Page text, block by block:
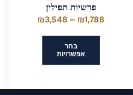
פרשיות תפילין
₪1,788
–
₪3,548
טווח
בחר
אפשרויות
זה